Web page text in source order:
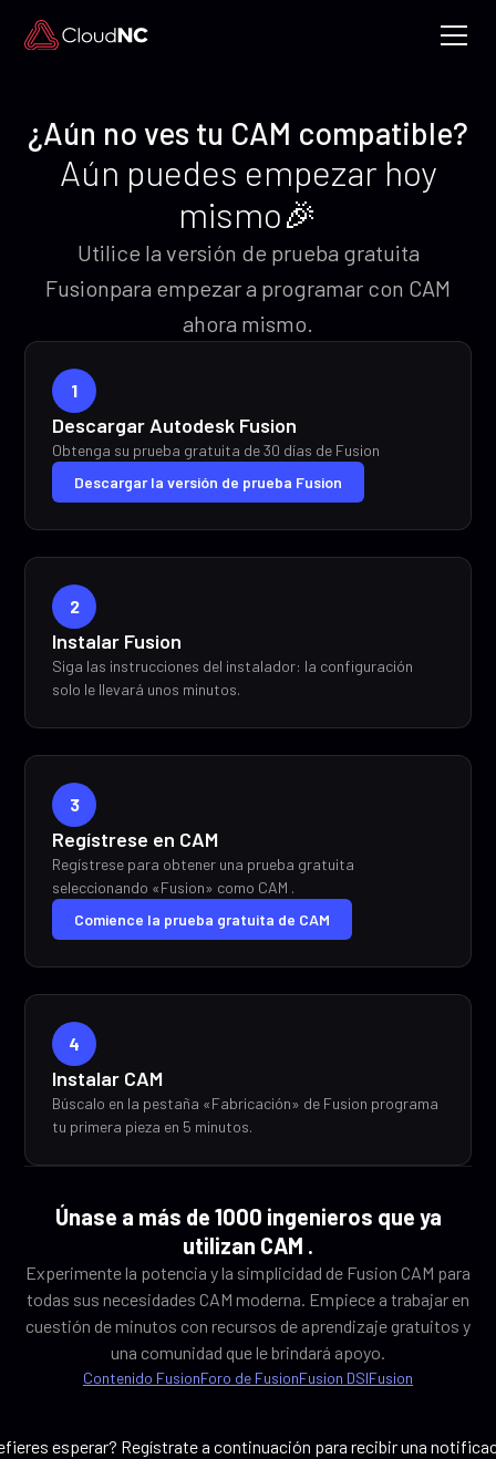
¿Aún no ves tu CAM compatible?
Aún puedes empezar hoy
mismo🎉
Utilice la versión de prueba gratuita
Fusionpara empezar a programar con CAM
ahora mismo.
1
Descargar Autodesk Fusion
Obtenga su prueba gratuita de 30 días de Fusion
Descargar la versión de prueba Fusion
2
Instalar Fusion
Siga las instrucciones del instalador: la configuración
solo le llevará unos minutos.
3
Regístrese en CAM
Regístrese para obtener una prueba gratuita
seleccionando «Fusion» como CAM .
Comience la prueba gratuita de CAM
4
Instalar CAM
Búscalo en la pestaña «Fabricación» de Fusion programa
tu primera pieza en 5 minutos.
Únase a más de 1000 ingenieros que ya
utilizan CAM .
Experimente la potencia y la simplicidad de Fusion CAM para
todas sus necesidades CAM moderna. Empiece a trabajar en
cuestión de minutos con recursos de aprendizaje gratuitos y
una comunidad que le brindará apoyo.
Contenido FusionForo de FusionFusion DSIFusion
esperar? Regístrate a continuación para recibir una